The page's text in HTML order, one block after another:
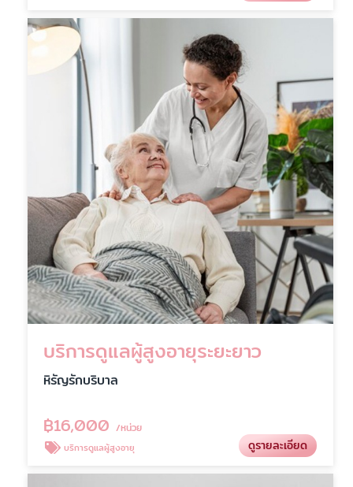
บริการดูแลผู้สูงอายุระยะยาว
หิรัญรักบริบาล
฿16,000 /หน่วย
บริการดูแลผู้สูงอายุ ดูรายละเอียด